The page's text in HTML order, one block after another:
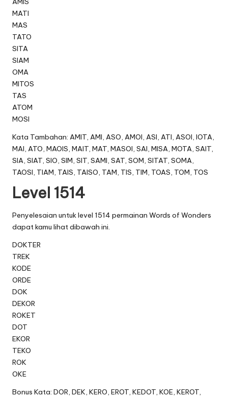
MATI
MAS
TATO
SITA
SIAM
OMA
MITOS
TAS
ATOM
MOSI
Kata Tambahan: AMIT, AMI, ASO, AMOI, ASI, ATI, ASOI, IOTA,
MAI, ATO, MAOIS, MAIT, MAT, MASOI, SAI, MISA, MOTA, SAIT,
SIA, SIAT, SIO, SIM, SIT, SAMI, SAT, SOM, SITAT, SOMA,
TAOSI, TIAM, TAIS, TAISO, TAM, TIS, TIM, TOAS, TOM, TOS
Level 1514
Penyelesaian untuk level 1514 permainan Words of Wonders
dapat kamu lihat dibawah ini.
DOKTER
TREK
KODE
ORDE
DOK
DEKOR
ROKET
DOT
EKOR
TEKO
ROK
OKE
Bonus Kata: DOR, DEK, KERO, EROT, KEDOT, KOE, KEROT,